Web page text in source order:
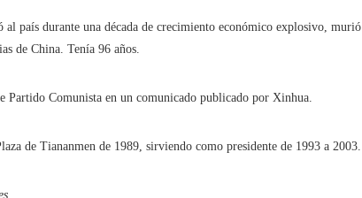
durante una década de crecimiento económico explosivo, murió
de China. Tenía 96 años.
Comunista en un comunicado publicado por Xinhua.
de Tiananmen de 1989, sirviendo como presidente de 1993 a 2003.